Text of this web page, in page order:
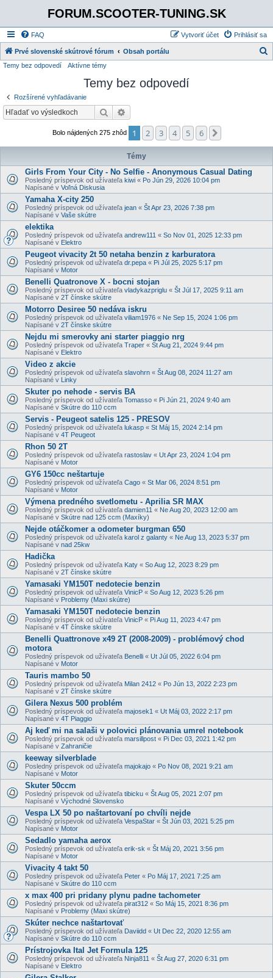
FORUM.SCOOTER-TUNING.SK
FAQ Prihlásiť sa
Vytvoriť účet
Prvé slovenské skútrové fórum Obsah portálu
Temy bez odpovedí Aktívne témy
Temy bez odpovedí
Rozšírené vyhľadávanie
Hľadať
Bolo nájdených 275 zhôd 1 2 3 4 5 6
Témy
Girls From Your City - No Selfie - Anonymous Casual Dating
Posledný príspevok od užívateľa kiwi « Po Jún 29, 2026 10:04 pm
Napísané v Voľná Diskusia
Yamaha X-city 250
Posledný príspevok od užívateľa jean « Št Apr 23, 2026 7:38 pm
Napísané v Vaše skútre
elektika
Posledný príspevok od užívateľa andrew111 « So Nov 01, 2025 12:33 pm
Napísané v Elektro
Peugeot vivacity 2t 50 netaha benzin z karburatora
Posledný príspevok od užívateľa dr.pepa « Pi Júl 25, 2025 5:17 pm
Napísané v Motor
Benelli Quatronove X - bocni stojan
Posledný príspevok od užívateľa vladykazpriglu « Št Júl 17, 2025 9:11 am
Napísané v 2T čínske skútre
Motorro Desiree 50 nedáva iskru
Posledný príspevok od užívateľa viliam1976 « Ne Sep 15, 2024 1:06 pm
Napísané v 2T čínske skútre
Nejdu mi smerovky ani starter piaggio nrg
Posledný príspevok od užívateľa Traper « St Aug 21, 2024 9:44 pm
Napísané v Elektro
Video z akcie
Posledný príspevok od užívateľa slavohrn « Št Aug 08, 2024 11:27 am
Napísané v Linky
Skuter po nehode - servis BA
Posledný príspevok od užívateľa Tomasso « Pi Jún 21, 2024 9:40 am
Napísané v Skútre do 110 ccm
Servis - Peugeot satelis 125 - PRESOV
Posledný príspevok od užívateľa lukasp « St Máj 15, 2024 2:14 pm
Napísané v 4T Peugeot
Rhon 50 2T
Posledný príspevok od užívateľa rastoslav « Ut Apr 23, 2024 1:04 pm
Napísané v Motor
GY6 150cc neštartuje
Posledný príspevok od užívateľa Cago « St Mar 06, 2024 8:51 pm
Napísané v Motor
Výmena predného svetlometu - Aprilia SR MAX
Posledný príspevok od užívateľa damien11 « Ne Aug 20, 2023 12:00 am
Napísané v Skútre nad 125 ccm (Maxíky)
Nejde otáčkomer a odometer burgman 650
Posledný príspevok od užívateľa karol z galanty « Ne Aug 13, 2023 5:37 pm
Napísané v nad 25kw
Hadička
Posledný príspevok od užívateľa Katy « So Aug 12, 2023 8:29 pm
Napísané v 2T čínske skútre
Yamasaki YM150T nedotecie benzin
Posledný príspevok od užívateľa VinicP « So Aug 12, 2023 5:26 pm
Napísané v Problemy (Maxi skútre)
Yamasaki YM150T nedotecie benzin
Posledný príspevok od užívateľa VinicP « Pi Aug 11, 2023 4:47 pm
Napísané v 4T čínske skútre
Benelli Quattronove x49 2T (2008-2009) - problémový chod
motora
Posledný príspevok od užívateľa Benelli « Ut Júl 05, 2022 6:04 pm
Napísané v Motor
Tauris mambo 50
Posledný príspevok od užívateľa Milan 2412 « Po Jún 13, 2022 2:23 pm
Napísané v 2T čínske skútre
Gilera Nexus 500 problém
Posledný príspevok od užívateľa majosek1 « Ut Máj 03, 2022 2:17 pm
Napísané v 4T Piaggio
Aj keď mi na salaši v polovici plánovania umrel notebook
Posledný príspevok od užívateľa marsillpost « Pi Dec 03, 2021 1:42 pm
Napísané v Zahraničie
keeway silverblade
Posledný príspevok od užívateľa majokajo « Po Nov 08, 2021 9:21 am
Napísané v Motor
Skuter 50ccm
Posledný príspevok od užívateľa tibicku « Št Aug 05, 2021 2:07 pm
Napísané v Východné Slovensko
Vespa LX 50 po naštartovaní po chvíli nejde
Posledný príspevok od užívateľa VespaStar « Št Jún 03, 2021 5:25 pm
Napísané v Motor
Sedadlo yamaha aerox
Posledný príspevok od užívateľa erik-sk « Št Máj 20, 2021 3:56 pm
Napísané v Motor
Vivacity 4 takt 50
Posledný príspevok od užívateľa Peter « Po Máj 17, 2021 7:25 am
Napísané v Skútre do 110 ccm
x max 400 pri pridany plynu padne tachometer
Posledný príspevok od užívateľa pirat312 « So Máj 15, 2021 8:36 pm
Napísané v Problemy (Maxi skútre)
Skúter nechce naštartovať
Posledný príspevok od užívateľa Daviidd « Ut Dec 22, 2020 12:55 am
Napísané v Skútre do 110 ccm
Prístrojovka Ital Jet Formula 125
Posledný príspevok od užívateľa Ninja811 « Št Aug 27, 2020 6:31 pm
Napísané v Elektro